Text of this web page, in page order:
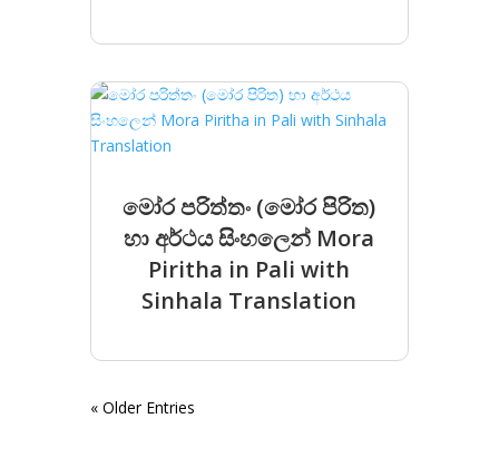
මෝර පරිත්තං (මෝර පිරිත)
හා අර්ථය සිංහලෙන් Mora
Piritha in Pali with
Sinhala Translation
« Older Entries